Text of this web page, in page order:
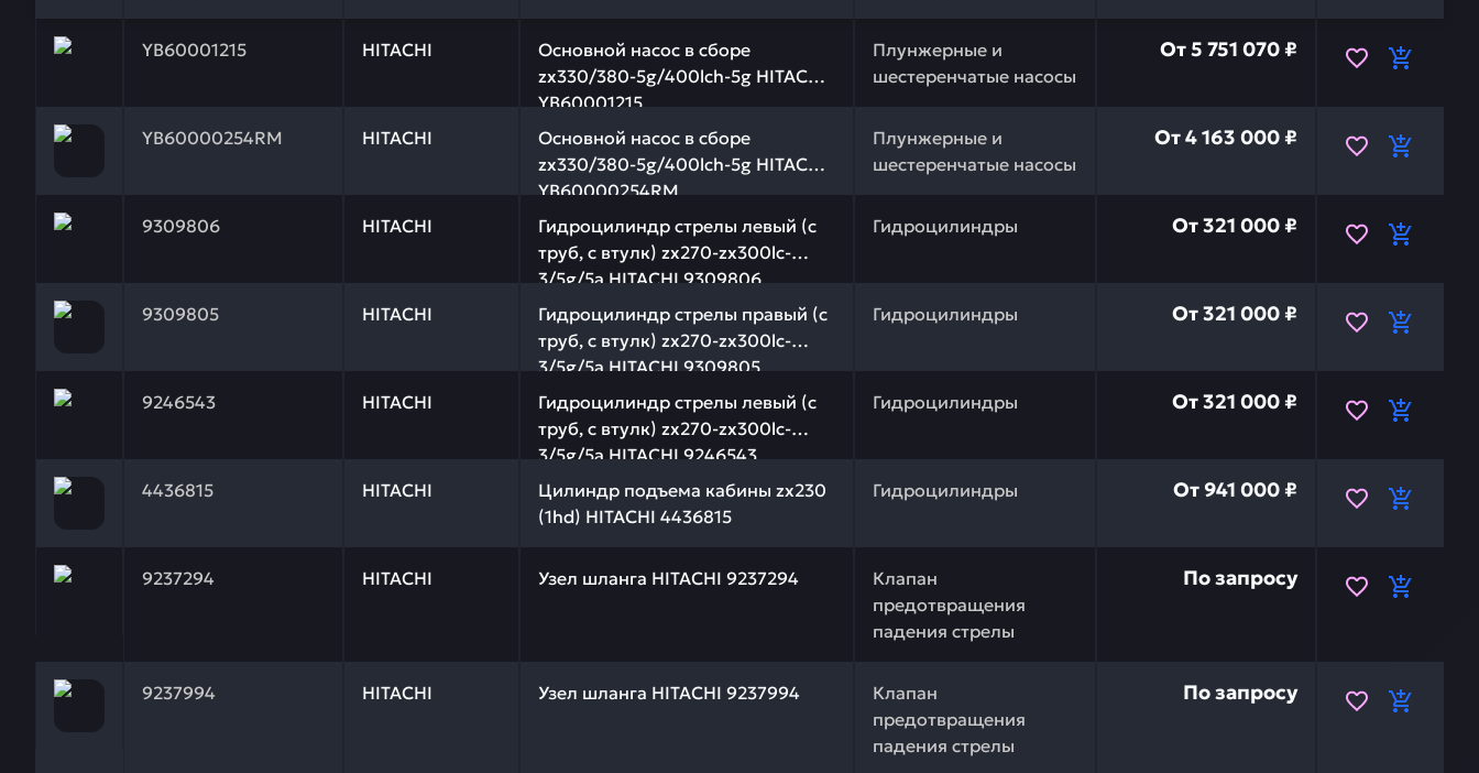
YB60001215 HITACHI
Основной насос в сборе
zx330/380-5g/400lch-5g HITACHI
YB60001215
Плунжерные и
шестеренчатые насосы
Заказывая запчасти у нас, вы получаете гарантию качества и профессиональный подбор. Основной насос в сборе zx330/380-5g/400lch-5g HITACHI
От5 751 070 ₽
YB60000254RM HITACHI
Основной насос в сборе
zx330/380-5g/400lch-5g HITACHI
YB60000254RM
Плунжерные и
шестеренчатые насосы
Заказывая запчасти у нас, вы получаете гарантию качества и профессиональный подбор. Основной насос в сборе zx330/380-5g/400lch-5g HITACHI
От4 163 000 ₽
9309806 HITACHI
Гидроцилиндр стрелы левый (c
труб, c втулк) zx270-zx300lc-
3/5g/5a HITACHI 9309806
Гидроцилиндры
Заказывая запчасти у нас, вы получаете гарантию качества и профессиональный подбор. Гидроцилиндр стрелы левый (c труб, c втулк) zx270-zx300lc-3/5g/
От321 000 ₽
9309805 HITACHI
Гидроцилиндр стрелы правый (c
труб, c втулк) zx270-zx300lc-
3/5g/5a HITACHI 9309805
Гидроцилиндры
Заказывая запчасти у нас, вы получаете гарантию качества и профессиональный подбор. Гидроцилиндр стрелы правый (c труб, c втулк) zx270-zx300lc-3/5g/
От321 000 ₽
9246543 HITACHI
Гидроцилиндр стрелы левый (c
труб, c втулк) zx270-zx300lc-
3/5g/5a HITACHI 9246543
Гидроцилиндры
Заказывая запчасти у нас, вы получаете гарантию качества и профессиональный подбор. Гидроцилиндр стрелы левый (c труб, c втулк) zx270-zx300lc-3/5g/
От321 000 ₽
4436815 HITACHI
Цилиндр подъема кабины zx230
(1hd) HITACHI 4436815
Гидроцилиндры
Заказывая запчасти у нас, вы получаете гарантию качества и профессиональный подбор. Цилиндр подъема кабины zx230 (1hd) HITACHI 4436815 — это
От941 000 ₽
9237294 HITACHI Узел шланга HITACHI 9237294
Клапан
предотвращения
падения стрелы
Заказывая запчасти у нас, вы получаете гарантию качества и профессиональный подбор. Узел шланга HITACHI 9237294 — это инвестиция в бесперебойную
По запросу
9237994 HITACHI Узел шланга HITACHI 9237994
Клапан
предотвращения
падения стрелы
Заказывая запчасти у нас, вы получаете гарантию качества и профессиональный подбор. Узел шланга HITACHI 9237994 — это инвестиция в бесперебойную
По запросу